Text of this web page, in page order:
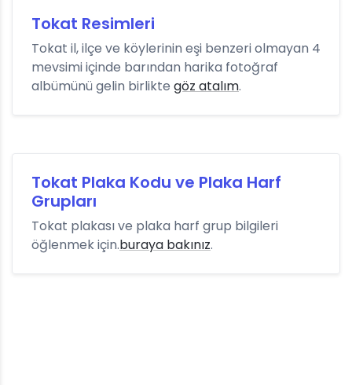
Tokat Resimleri
Tokat il, ilçe ve köylerinin eşi benzeri olmayan 4
mevsimi içinde barından harika fotoğraf
albümünü gelin birlikte göz atalım.
Tokat Plaka Kodu ve Plaka Harf
Grupları
Tokat plakası ve plaka harf grup bilgileri
öğlenmek için.buraya bakınız.